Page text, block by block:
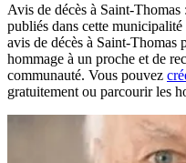
Par région
Par ville
Maisons funéraires
Avis de décès à Saint-Thomas
publiés dans cette
avis de décès à Saint-Thomas
hommage à un proche et de
communauté. Vous pouvez
gratuitement ou parcourir les